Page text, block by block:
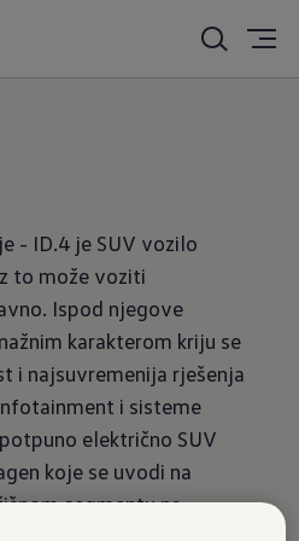
- ID.4 je SUV vozilo
to može voziti
Ispod njegove
karakterom kriju se
i najsuvremenija rješenja
i sisteme
električno SUV
koje se uvodi na
segmentu na